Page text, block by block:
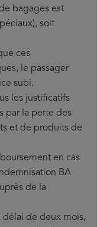
bagages est
soit
ces
le passager
subi.
les justificatifs
par la perte des
et de produits de
en cas
BA
de la
délai de deux mois,